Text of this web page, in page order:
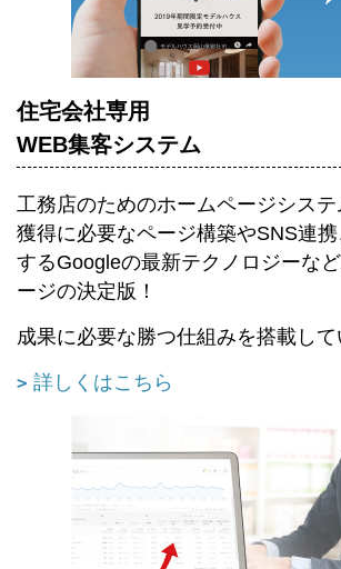
住宅会社専用
WEB集客システム
工務店のためのホームページシステ
獲得に必要なページ構築やSNS連携
するGoogleの最新テクノロジーな
ージの決定版！
成果に必要な勝つ仕組みを搭載して
詳しくはこちら